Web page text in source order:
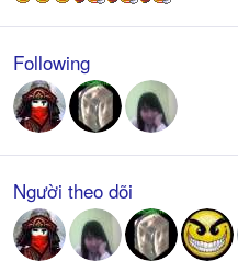
Following
Người theo dõi